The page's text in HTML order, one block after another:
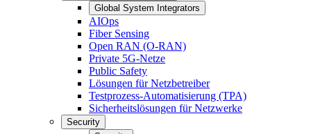
Global System Integrators
AIOps
Fiber Sensing
Open RAN (O-RAN)
Private 5G-Netze
Public Safety
Lösungen für Netzbetreiber
Testprozess-Automatisierung (TPA)
Sicherheitslösungen für Netzwerke
Security